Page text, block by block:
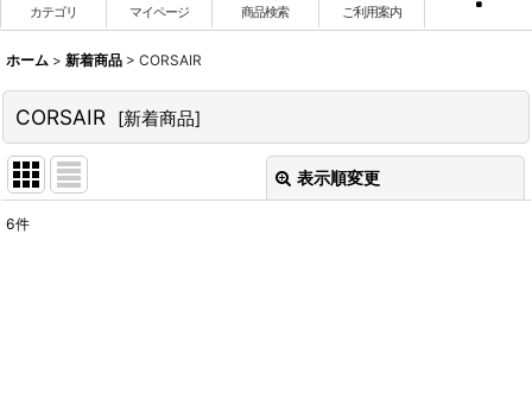
カテゴリ マイページ 商品検索 ご利用案内
ホーム > 新着商品 > CORSAIR
CORSAIR [新着商品]
表示順変更
6件